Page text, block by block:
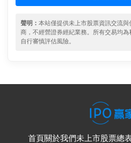
聲明： 本站僅提供未上市股票資訊交流
商，不經營證券經紀業務。所有交易均
自行審慎評估風險。
首頁關於我們未上市股票總